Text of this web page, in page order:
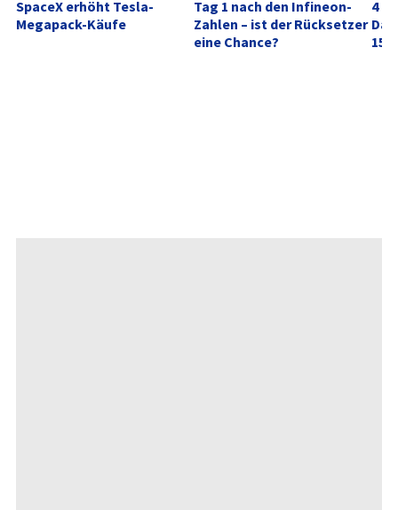
SpaceX erhöht Tesla-
Megapack-Käufe
Tag 1 nach den Infineon-
Zahlen – ist der Rücksetzer
eine Chance?
4
15